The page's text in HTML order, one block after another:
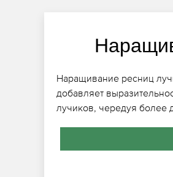
Наращивание ресниц
добавляет
лучиков, чередуя более